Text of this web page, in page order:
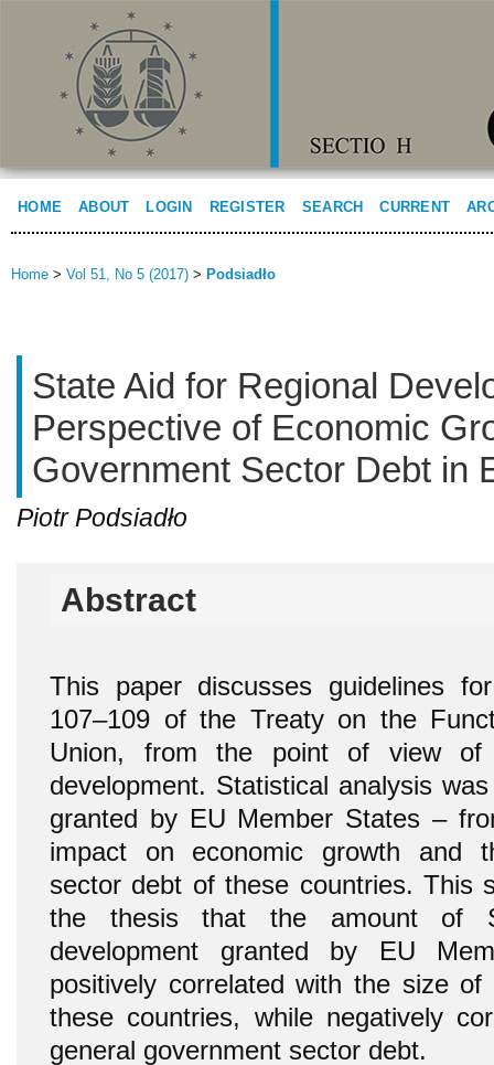
HOME ABOUT LOGIN REGISTER SEARCH CURRENT
Home > Vol 51, No 5 (2017) > Podsiadło
State Aid for Regional
Perspective of Economic
Government Sector Debt in
Piotr Podsiadło
Abstract
This paper discusses guidelines
107–109 of the Treaty on the
Union, from the point of view of
development. Statistical analysis
granted by EU Member States –
impact on economic growth and
sector debt of these countries. This
the thesis that the amount of
development granted by EU
positively correlated with the size
these countries, while negatively
general government sector debt.